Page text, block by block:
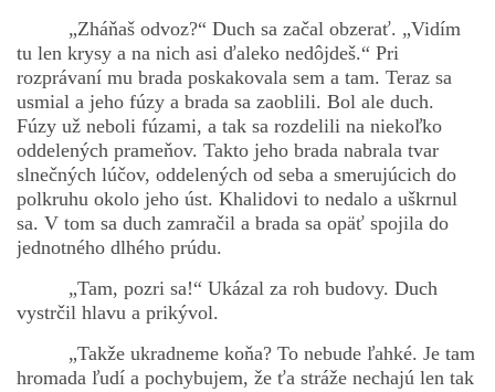
„Zháňaš odvoz?“ Duch sa začal obzerať. „Vidím
tu len krysy a na nich asi ďaleko nedôjdeš.“ Pri
rozprávaní mu brada poskakovala sem a tam. Teraz sa
usmial a jeho fúzy a brada sa zaoblili. Bol ale duch.
Fúzy už neboli fúzami, a tak sa rozdelili na niekoľko
oddelených prameňov. Takto jeho brada nabrala tvar
slnečných lúčov, oddelených od seba a smerujúcich do
polkruhu okolo jeho úst. Khalidovi to nedalo a uškrnul
sa. V tom sa duch zamračil a brada sa opäť spojila do
jednotného dlhého prúdu.
„Tam, pozri sa!“ Ukázal za roh budovy. Duch
vystrčil hlavu a prikývol.
„Takže ukradneme koňa? To nebude ľahké. Je tam
hromada ľudí a pochybujem, že ťa stráže nechajú len tak